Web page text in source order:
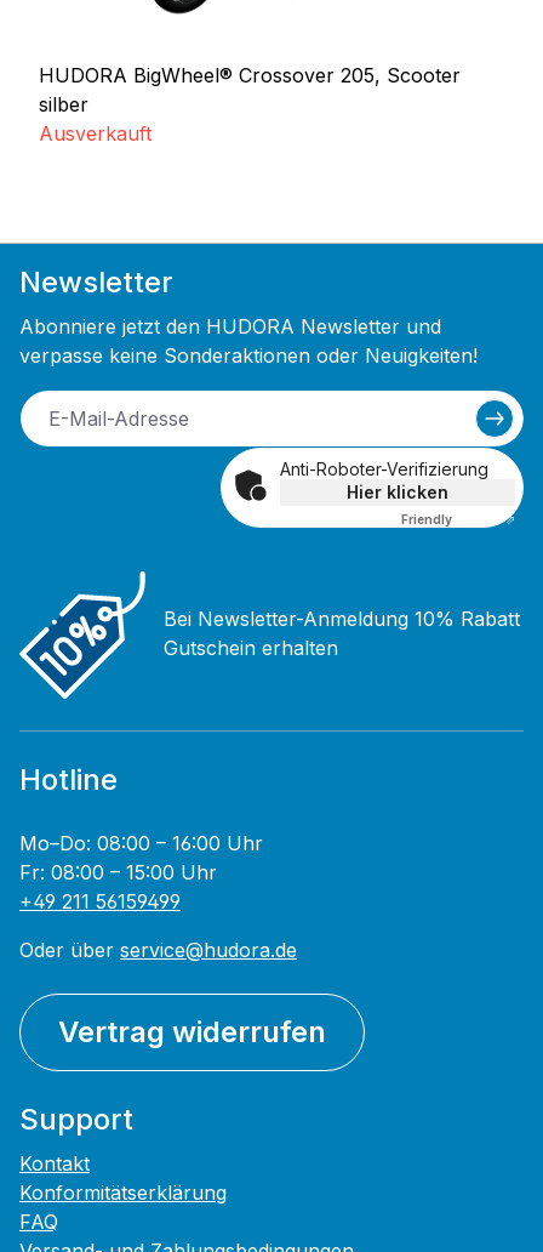
HUDORA BigWheel® Crossover 205, Scooter
silber
Ausverkauft
Newsletter
Abonniere jetzt den HUDORA Newsletter und
verpasse keine Sonderaktionen oder Neuigkeiten!
Anti-Roboter-Verifizierung
Hier klicken
Friendly Captcha ⇗
Bei Newsletter-Anmeldung 10% Rabatt
Gutschein erhalten
Hotline
Mo–Do: 08:00 – 16:00 Uhr
Fr: 08:00 – 15:00 Uhr
+49 211 56159499
Oder über service@hudora.de
Vertrag widerrufen
Support
Kontakt
Konformitätserklärung
FAQ